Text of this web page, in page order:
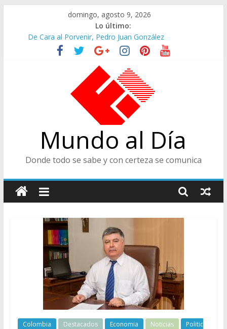
contenido
domingo, agosto 9, 2026
Lo último:
De Cara al Porvenir, Pedro Juan González
Altos Cargos y Envigadeños
Felices en la Fiesta de las Flores
Ministra de Cultura y Centro de Historia de Envigado
Mundo al Día
Donde todo se sabe y con certeza se comunica
Colombia Destacados Economia Noticias
Politic